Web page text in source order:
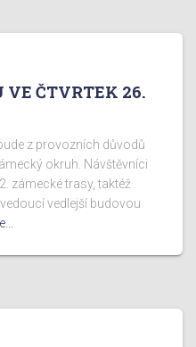
VE ČTVRTEK 26.
z provozních důvodů
okruh. Návštěvníci
zámecké trasy, taktéž
vedlejší budovou